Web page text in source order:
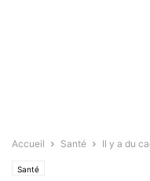
Accueil Santé Il y a du
Santé